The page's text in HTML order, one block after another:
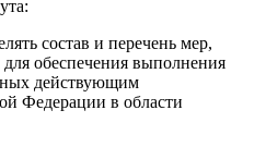
состав и перечень мер,
обеспечения выполнения
действующим
Федерации в области